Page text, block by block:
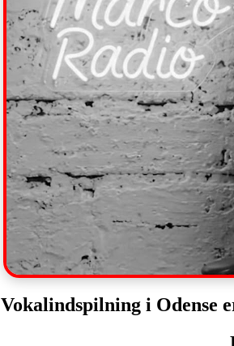
Vokalindspilning i Odense